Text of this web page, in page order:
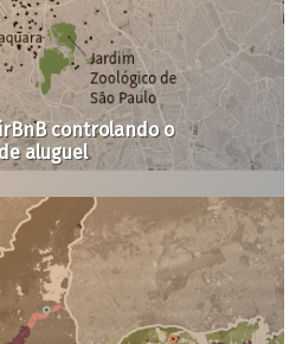
controlando o
aluguel